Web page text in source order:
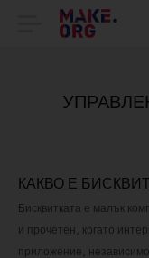
КАКВО Е
Бисквитката е малък
и прочетен, когато
приложение,